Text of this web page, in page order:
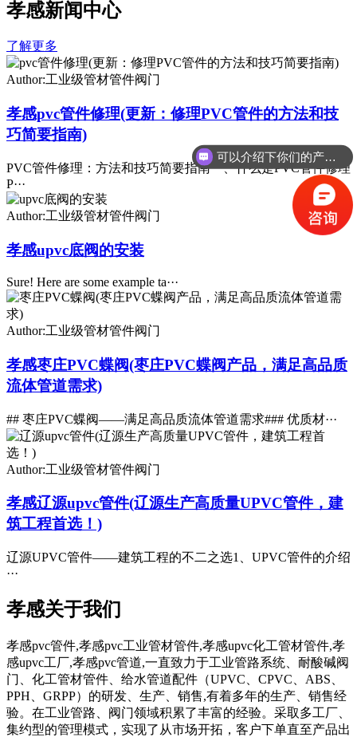
孝感新闻中心
了解更多
Author:工业级管材管件阀门
孝感pvc管件修理(更新：修理PVC管件的方法和技
巧简要指南)
PVC管件修理：方法和技巧简要指南一、什么是PVC管件修理
P···
Author:工业级管材管件阀门
孝感upvc底阀的安装
Sure! Here are some example ta···
Author:工业级管材管件阀门
孝感枣庄PVC蝶阀(枣庄PVC蝶阀产品，满足高品质
流体管道需求)
## 枣庄PVC蝶阀——满足高品质流体管道需求### 优质材···
Author:工业级管材管件阀门
孝感辽源upvc管件(辽源生产高质量UPVC管件，建
筑工程首选！)
辽源UPVC管件——建筑工程的不二之选1、UPVC管件的介绍
···
孝感关于我们
孝感pvc管件,孝感pvc工业管材管件,孝感upvc化工管材管件,孝
感upvc工厂,孝感pvc管道,一直致力于工业管路系统、耐酸碱阀
门、化工管材管件、给水管道配件（UPVC、CPVC、ABS、
PPH、GRPP）的研发、生产、销售,有着多年的生产、销售经
验。在工业管路、阀门领域积累了丰富的经验。采取多工厂、
集约型的管理模式，实现了从市场开拓，客户下单直至产品出
可以介绍下你们的产品么